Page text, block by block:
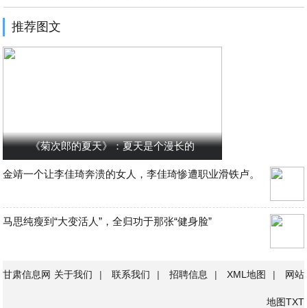
推荐图文
《菊次郎的夏天》：夏天是个漫长的
金靖一个让李佳琦奔溃的女人，李佳琦惨遭职业滑铁卢。
马思纯瘦到“大变活人”，全归功于那张“健身脸”
甘肃信息网 关于我们 | 联系我们 | 招聘信息 | XML地图 | 网站
地图TXT